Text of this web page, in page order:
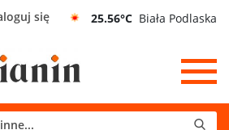
się 25.56°C Biała Podlaska